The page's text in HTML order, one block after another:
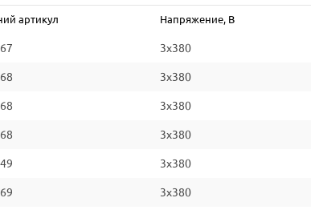
артикул Напряжение, В
3x380
3x380
3x380
3x380
3x380
3x380